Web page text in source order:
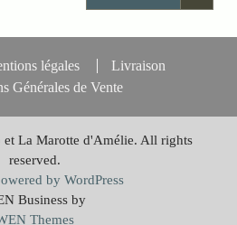
légales
Livraison
Générales de Vente
La Marotte d'Amélie. All rights
reserved.
by WordPress
Business by
Themes